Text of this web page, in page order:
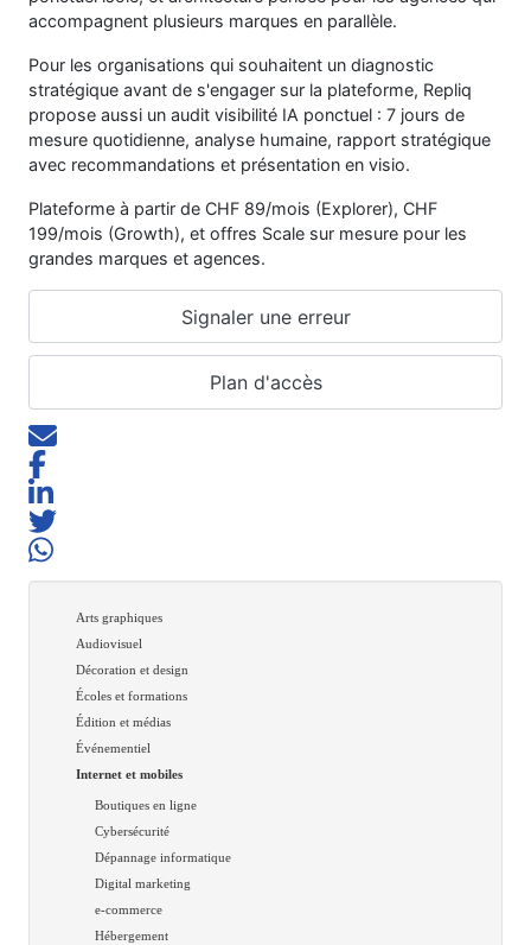
accompagnent plusieurs marques en parallèle.
Pour les organisations qui souhaitent un diagnostic
stratégique avant de s'engager sur la plateforme, Repliq
propose aussi un audit visibilité IA ponctuel : 7 jours de
mesure quotidienne, analyse humaine, rapport stratégique
avec recommandations et présentation en visio.
Plateforme à partir de CHF 89/mois (Explorer), CHF
199/mois (Growth), et offres Scale sur mesure pour les
grandes marques et agences.
Signaler une erreur
Plan d'accès
Arts graphiques
Audiovisuel
Décoration et design
Écoles et formations
Édition et médias
Événementiel
Internet et mobiles
Boutiques en ligne
Cybersécurité
Dépannage informatique
Digital marketing
e-commerce
Hébergement